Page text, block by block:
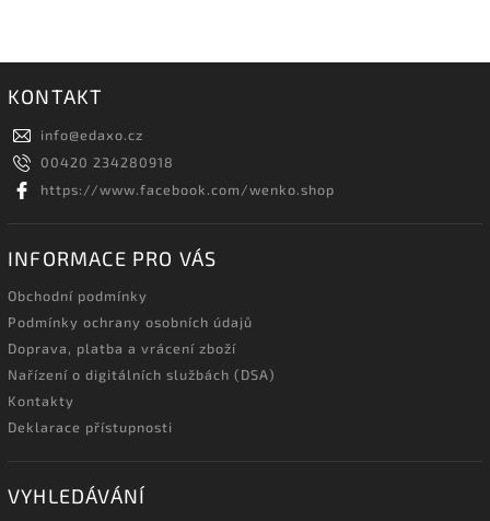
KONTAKT
info@edaxo.cz
00420 234280918
https://www.facebook.com/wenko.shop
INFORMACE PRO VÁS
Obchodní podmínky
Podmínky ochrany osobních údajů
Doprava, platba a vrácení zboží
Nařízení o digitálních službách (DSA)
Kontakty
Deklarace přístupnosti
VYHLEDÁVÁNÍ